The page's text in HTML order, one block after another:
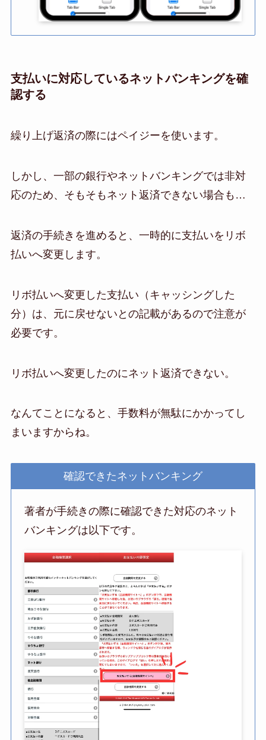
支払いに対応しているネットバンキングを確
認する
繰り上げ返済の際にはペイジーを使います。
しかし、一部の銀行やネットバンキングでは非対
応のため、そもそもネット返済できない場合も…
返済の手続きを進めると、一時的に支払いをリボ
払いへ変更します。
リボ払いへ変更した支払い（キャッシングした
分）は、元に戻せないとの記載があるので注意が
必要です。
リボ払いへ変更したのにネット返済できない。
なんてことになると、手数料が無駄にかかってし
まいますからね。
確認できたネットバンキング
著者が手続きの際に確認できた対応のネット
バンキングは以下です。